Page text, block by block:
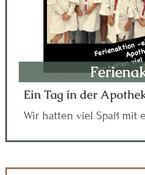
Ein Tag in der
Wir hatten viel Spaß mit